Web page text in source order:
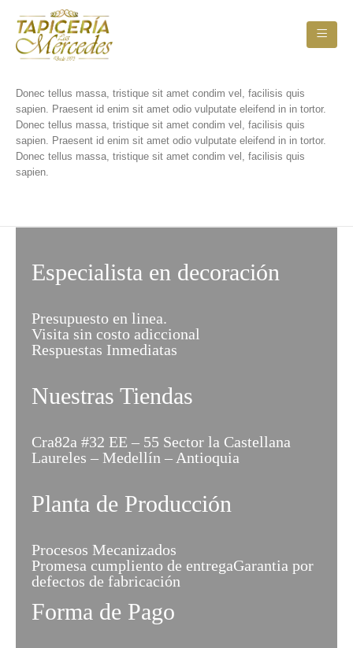
Donec tellus massa, tristique sit amet condim vel, facilisis quis
sapien. Praesent id enim sit amet odio vulputate eleifend in in tortor.
Donec tellus massa, tristique sit amet condim vel, facilisis quis
sapien. Praesent id enim sit amet odio vulputate eleifend in in tortor.
Donec tellus massa, tristique sit amet condim vel, facilisis quis
sapien.
Especialista en decoración
Presupuesto en linea.
Visita sin costo adiccional
Respuestas Inmediatas
Nuestras Tiendas
Cra82a #32 EE – 55 Sector la Castellana
Laureles – Medellín – Antioquia
Planta de Producción
Procesos Mecanizados
Promesa cumpliento de entregaGarantia por
defectos de fabricación
Forma de Pago